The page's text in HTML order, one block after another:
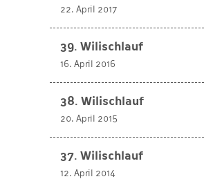
22. April 2017
39. Wilischlauf
16. April 2016
38. Wilischlauf
20. April 2015
37. Wilischlauf
12. April 2014